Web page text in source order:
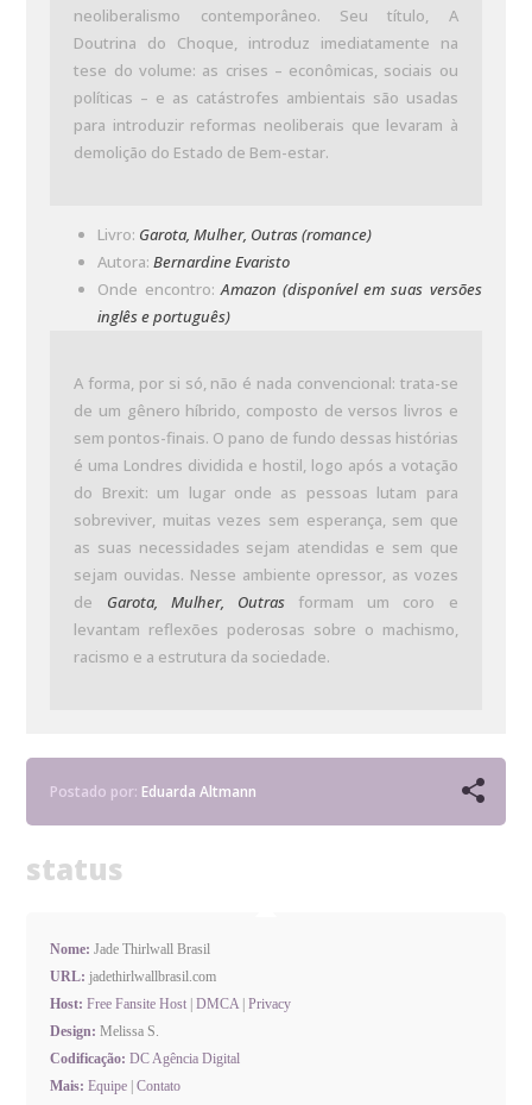
neoliberalismo contemporâneo. Seu título, A
Doutrina do Choque, introduz imediatamente na
tese do volume: as crises – econômicas, sociais ou
políticas – e as catástrofes ambientais são usadas
para introduzir reformas neoliberais que levaram à
demolição do Estado de Bem-estar.
Livro: Garota, Mulher, Outras (romance)
Autora:Bernardine Evaristo
Onde encontro:Amazon (disponível em suas versões
inglês e português)
A forma, por si só, não é nada convencional: trata-se
de um gênero híbrido, composto de versos livros e
sem pontos-finais. O pano de fundo dessas histórias
é uma Londres dividida e hostil, logo após a votação
do Brexit: um lugar onde as pessoas lutam para
sobreviver, muitas vezes sem esperança, sem que
as suas necessidades sejam atendidas e sem que
sejam ouvidas. Nesse ambiente opressor, as vozes
de Garota, Mulher, Outrasformam um coro e
levantam reflexões poderosas sobre o machismo,
racismo e a estrutura da sociedade.
Postado por:Eduarda Altmann
status
Nome:Jade Thirlwall Brasil
URL: jadethirlwallbrasil.com
Host: Free Fansite Host |DMCA|Privacy
Design: Melissa S.
Codificação: DC Agência Digital
Mais: Equipe |Contato